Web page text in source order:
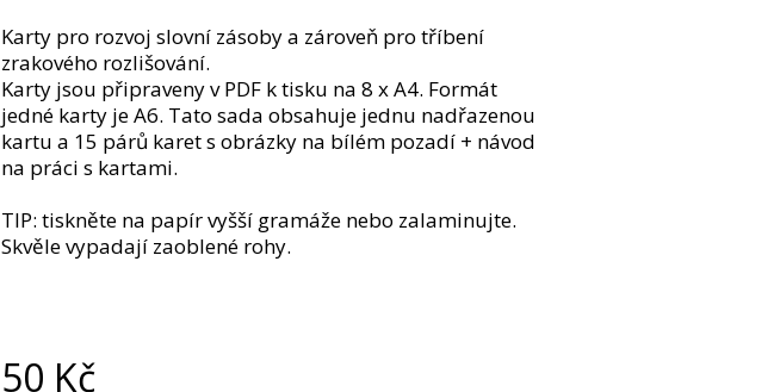
Karty pro rozvoj slovní zásoby a zároveň pro tříbení
zrakového rozlišování.
Karty jsou připraveny v PDF k tisku na 8 x A4. Formát
jedné karty je A6. Tato sada obsahuje jednu nadřazenou
kartu a 15 párů karet s obrázky na bílém pozadí + návod
na práci s kartami.
TIP: tiskněte na papír vyšší gramáže nebo zalaminujte.
Skvěle vypadají zaoblené rohy.
50 Kč